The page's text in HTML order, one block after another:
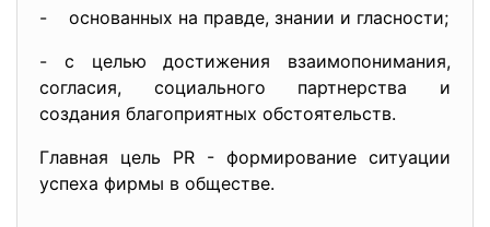
- основанных на правде, знании и гласности;
- с целью достижения взаимопонимания,
согласия, социального партнерства и
создания благоприятных обстоятельств.
Главная цель PR - формирование ситуации
успеха фирмы в обществе.